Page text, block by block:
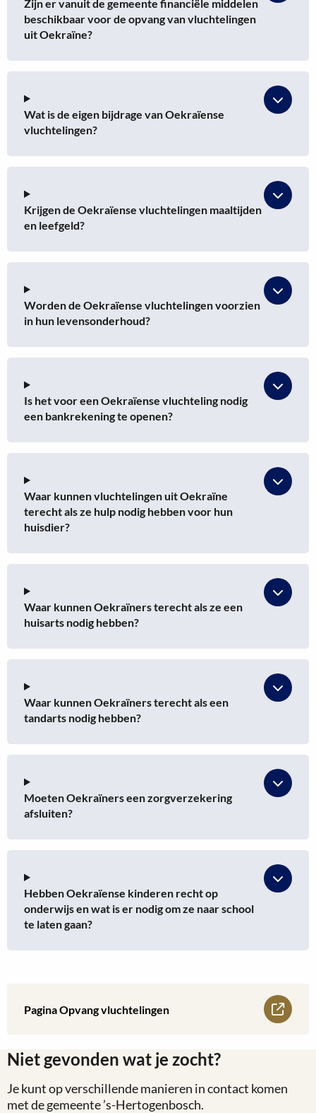
Zijn er vanuit de gemeente financiële middelen
beschikbaar voor de opvang van vluchtelingen
uit Oekraïne?
Wat is de eigen bijdrage van Oekraïense
vluchtelingen?
Krijgen de Oekraïense vluchtelingen maaltijden
en leefgeld?
Worden de Oekraïense vluchtelingen voorzien
in hun levensonderhoud?
Is het voor een Oekraïense vluchteling nodig
een bankrekening te openen?
Waar kunnen vluchtelingen uit Oekraïne
terecht als ze hulp nodig hebben voor hun
huisdier?
Waar kunnen Oekraïners terecht als ze een
huisarts nodig hebben?
Waar kunnen Oekraïners terecht als een
tandarts nodig hebben?
Moeten Oekraïners een zorgverzekering
afsluiten?
Hebben Oekraïense kinderen recht op
onderwijs en wat is er nodig om ze naar school
te laten gaan?
Pagina Opvang vluchtelingen
Lees
over
Pagina
Niet gevonden wat je zocht?
Je kunt op verschillende manieren in contact komen
met de gemeente ’s-Hertogenbosch.